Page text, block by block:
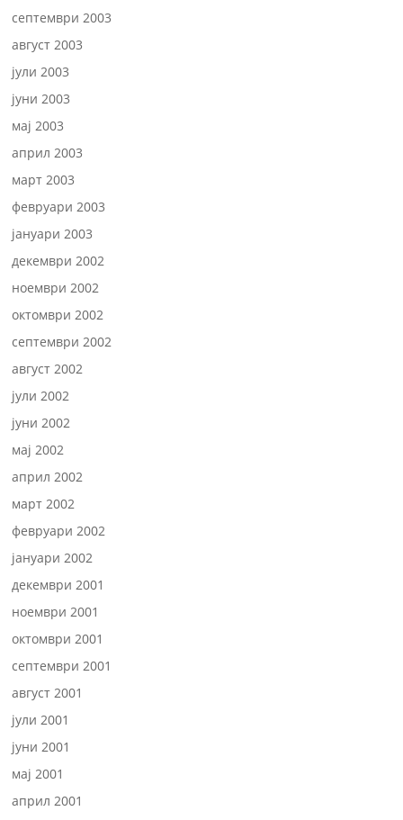
септември 2003
август 2003
јули 2003
јуни 2003
мај 2003
април 2003
март 2003
февруари 2003
јануари 2003
декември 2002
ноември 2002
октомври 2002
септември 2002
август 2002
јули 2002
јуни 2002
мај 2002
април 2002
март 2002
февруари 2002
јануари 2002
декември 2001
ноември 2001
октомври 2001
септември 2001
август 2001
јули 2001
јуни 2001
мај 2001
април 2001